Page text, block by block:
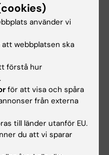
starten av varje
godkänd
på hela kursen krävs
moduler.
och
enligt
modul.
och i så fall hur
kan
använder vi
att webbplatsen ska
förstå hur
för att visa och spåra
från externa
till länder utanför EU.
du att vi sparar